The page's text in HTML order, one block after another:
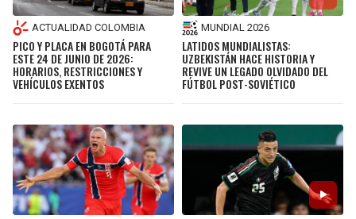
ACTUALIDAD COLOMBIA
PICO Y PLACA EN BOGOTÁ PARA
ESTE 24 DE JUNIO DE 2026:
HORARIOS, RESTRICCIONES Y
VEHÍCULOS EXENTOS
MUNDIAL 2026
LATIDOS MUNDIALISTAS:
UZBEKISTÁN HACE HISTORIA Y
REVIVE UN LEGADO OLVIDADO DEL
FÚTBOL POST-SOVIÉTICO